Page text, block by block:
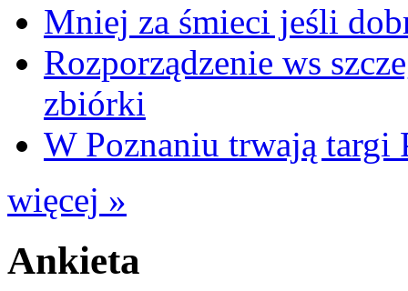
Mniej za śmieci jeśli
Rozporządzenie ws
zbiórki
W Poznaniu trwają
więcej »
Ankieta